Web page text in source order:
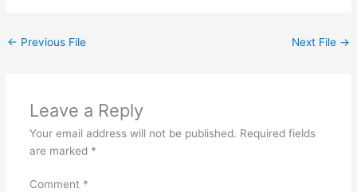
← Previous File Next File →
Leave a Reply
Your email address will not be published. Required fields
are marked *
Comment *